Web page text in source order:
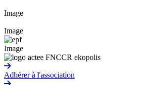
Image
Image
Image
Adhérer à l'association